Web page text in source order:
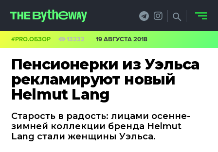
Пенсионерки из Уэльса
рекламируют новый
Helmut Lang
Старость в радость: лицами осенне-
зимней коллекции бренда Helmut
Lang стали женщины Уэльса.
#PRO.ОБЗОР 13232 19 АВГУСТА 2018
PRO.ОБЗОР
КЕЙСЫ
ФИЛОСОФИЯ
КРЕАТИВА